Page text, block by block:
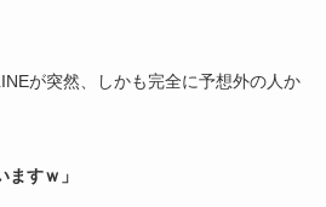
が突然、しかも完全に予想外の人か
すｗ」